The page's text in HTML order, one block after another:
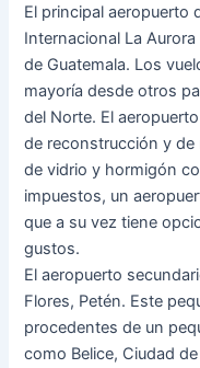
El principal aeropuerto
Internacional La
de Guatemala. Los
mayoría desde otros
del Norte. El
de reconstrucción y
de vidrio y hormigón
impuestos, un
que a su vez tiene
gustos.
El aeropuerto
Flores, Petén. Este
procedentes de un
como Belice, Ciudad